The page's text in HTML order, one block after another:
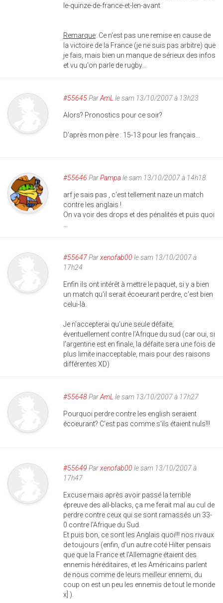
le-quinze-de-france-et-len-avant
Remarque: Ce n'est pas une remise en cause de
la victoire de la France (je ne suis pas arbitre) que
je fais, mais bien un manque de sérieux des infos
et vu qu'on parle de rugby...
#55645ParAmL le sam 13/10/2007 à 13h23
Alors? Pronostics pour ce soir?
D'après mon père : 15-13 pour les français...
#55646 ParPampale sam 13/10/2007 à 14h18
arf je sais pas , c'est tellement naze un match
contre les anglais !
On va voir des drops et des pénalités et puis quoi
#55647Parxenofab00 le sam 13/10/2007 à
17h24
Enfin ils ont intérêt à mettre le paquet, si y a bien
un match qu'il serait écoeurant perdre, c'est bien
celui-là.
Je n'accepterai qu'une seule défaite,
éventuellement contre l'Afrique du sud (car oui, si
l'argentine est en finale, la défaite sera une fois de
plus limite inacceptable, mais pour des raisons
différentes XD)
#55648ParAmL le sam 13/10/2007 à 17h27
Pourquoi perdre contre les english seraient
écoeurant? C'est pas comme s'ils étaient nuls!!!
#55649 Parxenofab00 le sam 13/10/2007 à
17h47
Excuse mais après avoir passé la terrible
épreuve des all-blacks, ça me ferait mal au cul de
perdre contre ceux qui se sont ramassés un 33-
0 contre l'Afrique du Sud.
Et puis bon, ce sont les Anglais quoi!!! nos rivaux
de toujours (enfin, d'un autre coté Hilter pensais
que que la France et l'Allemagne étaient des
ennemis héréditaires, et les Américains parlent
de nous comme de leurs meilleur ennemi, du
coup on est un peu les ennemis de tout le monde
x] ).